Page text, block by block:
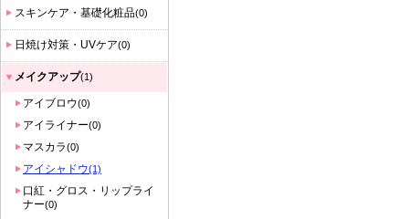
スキンケア・基礎化粧品(0)
日焼け対策・UVケア(0)
メイクアップ(1)
アイブロウ(0)
アイライナー(0)
マスカラ(0)
アイシャドウ(1)
口紅・グロス・リップライ
ナー(0)